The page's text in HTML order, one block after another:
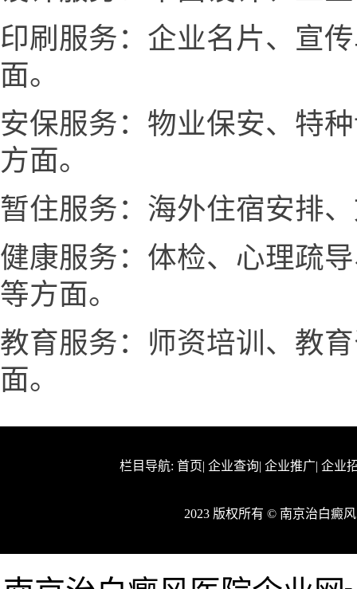
印刷服务：企业名片、宣
面。
安保服务：物业保安、特
方面。
暂住服务：海外住宿安排
健康服务：体检、心理疏
等方面。
教育服务：师资培训、教
面。
栏目导航: 首页| 企业查询| 企业推广| 企业
2023 版权所有 © 南京治白癜